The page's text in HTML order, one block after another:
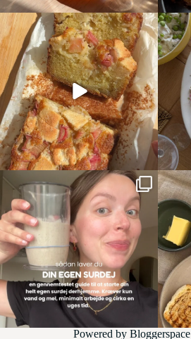
Powered byBloggerspace